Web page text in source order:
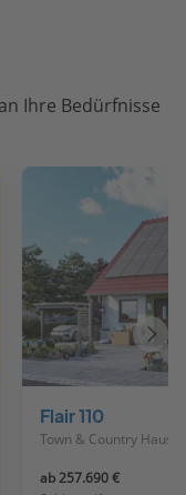
Ihre Bedürfnisse
Flair 110
ab 257.690 €
Haus